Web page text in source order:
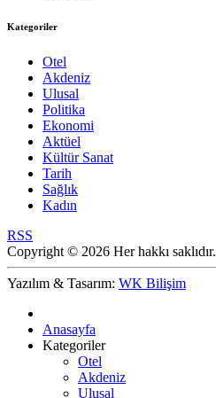
Kategoriler
Otel
Akdeniz
Ulusal
Politika
Ekonomi
Aktüel
Kültür Sanat
Tarih
Sağlık
Kadın
RSS
Copyright © 2026 Her hakkı saklıdır.
Yazılım & Tasarım: WK Bilişim
Anasayfa
Kategoriler
Otel
Akdeniz
Ulusal